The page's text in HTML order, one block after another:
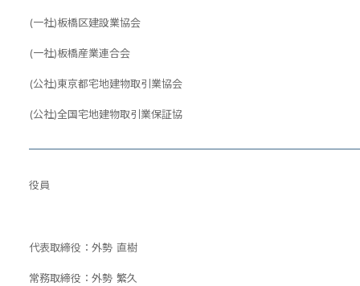
(一社)板橋区建設業協会
(一社)板橋産業連合会
(公社)東京都宅地建物取引業協会
(公社)全国宅地建物取引業保証協
役員
代表取締役：外勢 直樹
常務取締役：外勢 繁久